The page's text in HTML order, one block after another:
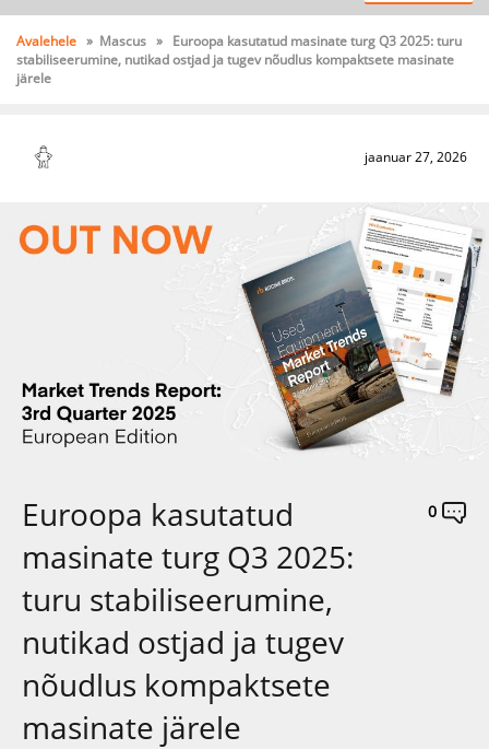
Avalehele » Mascus » Euroopa kasutatud masinate turg Q3 2025: turu
stabiliseerumine, nutikad ostjad ja tugev nõudlus kompaktsete masinate
järele
jaanuar 27, 2026
Euroopa kasutatud
masinate turg Q3 2025:
turu stabiliseerumine,
nutikad ostjad ja tugev
nõudlus kompaktsete
masinate järele
0